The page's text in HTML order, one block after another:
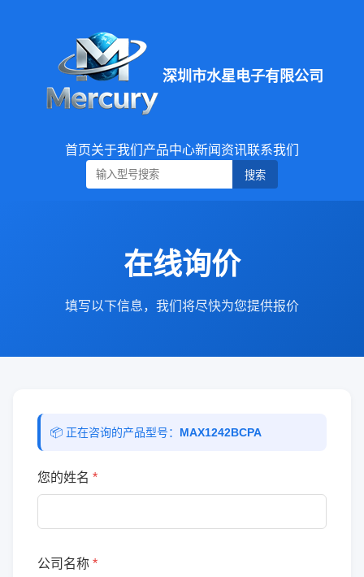
深圳市水星电子有限公司
首页关于我们 产品中心新闻资讯联系我们
搜索
在线询价
填写以下信息，我们将尽快为您提供报价
📦 正在咨询的产品型号： MAX1242BCPA
您的姓名 *
公司名称 *